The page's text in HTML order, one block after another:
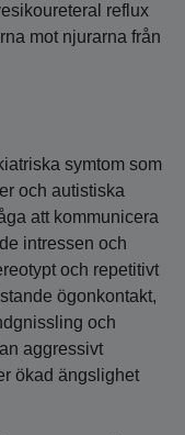
reflux
mot njurarna från
symtom som
och autistiska
att kommunicera
intressen och
och repetitivt
ögonkontakt,
och
aggressivt
ökad ängslighet